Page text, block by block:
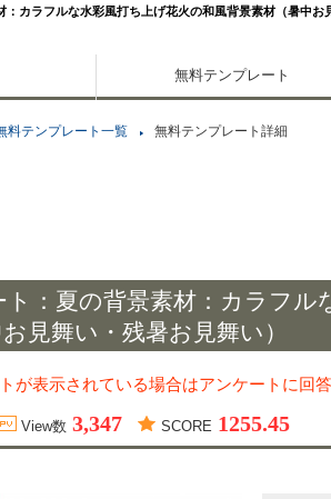
：カラフルな水彩風打ち上げ花火の和風背景素材（暑中
無料テンプレート
料テンプレート一覧 無料テンプレート詳細
：夏の背景素材：カラフル
見舞い・残暑お見舞い）
が表示されている場合はアンケートに回
View数 3,347 SCORE 1255.45